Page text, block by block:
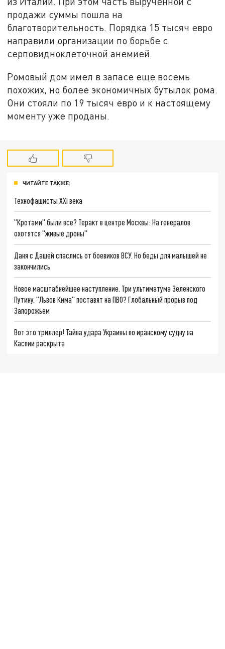
продажи суммы пошла на
благотворительность. Порядка 15 тысяч евро
направили организации по борьбе с
серповидноклеточной анемией.
Ромовый дом имел в запасе еще восемь
похожих, но более экономичных бутылок рома.
Они стояли по 19 тысяч евро и к настоящему
моменту уже проданы.
ЧИТАЙТЕ ТАКЖЕ:
Технофашисты XXI века
"Кротами" были все? Теракт в центре Москвы: На генералов
охотятся "живые дроны"
Даня с Дашей спаслись от боевиков ВСУ. Но беды для малышей не
закончились
Новое масштабнейшее наступление. Три ультиматума Зеленского
Путину. "Львов Кима" поставят на ПВО? Глобальный прорыв под
Запорожьем
Вот это триллер! Тайна удара Украины по иранскому судну на
Каспии раскрыта